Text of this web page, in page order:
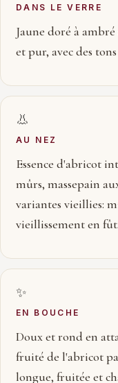
DANS LE VERRE
Jaune doré à
et pur, avec des
👃
AU NEZ
Essence d'abricot
mûrs, massepain
variantes vieillies:
vieillissement en fût.
✨
EN BOUCHE
Doux et rond en
fruité de l'abricot
longue, fruitée et